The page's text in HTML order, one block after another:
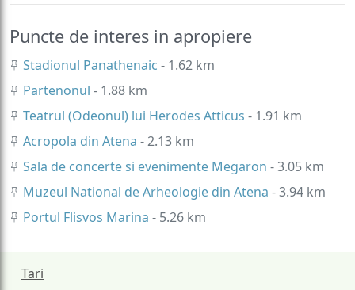
Puncte de interes in apropiere
Stadionul Panathenaic - 1.62 km
Partenonul - 1.88 km
Teatrul (Odeonul) lui Herodes Atticus - 1.91 km
Acropola din Atena - 2.13 km
Sala de concerte si evenimente Megaron - 3.05 km
Muzeul National de Arheologie din Atena - 3.94 km
Portul Flisvos Marina - 5.26 km
Tari